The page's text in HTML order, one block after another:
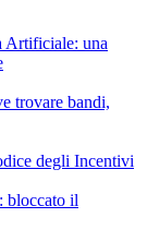
Artificiale: una
trovare bandi,
degli Incentivi
bloccato il